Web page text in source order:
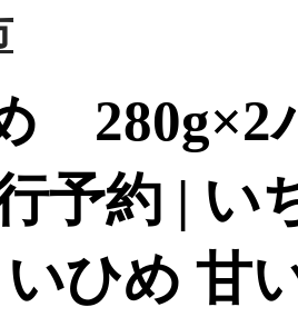
280g×2
予約 | い
ひめ 甘